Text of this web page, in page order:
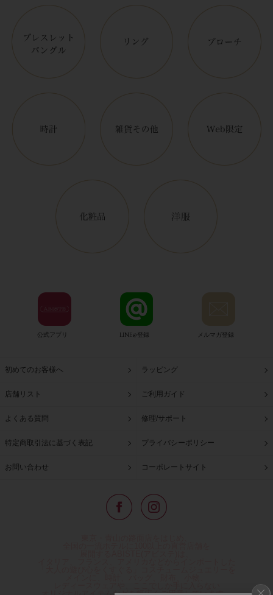
公式アプリ LINE@登録 メルマガ登録
初めてのお客様へ ラッピング
店舗リスト ご利用ガイド
よくある質問 修理/サポート
特定商取引法に基づく表記 プライバシーポリシー
お問い合わせ コーポレートサイト